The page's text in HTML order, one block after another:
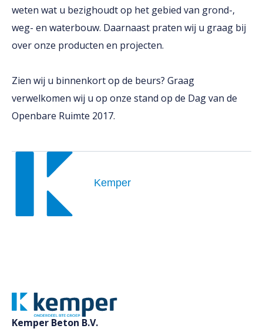
weten wat u bezighoudt op het gebied van grond-,
weg- en waterbouw. Daarnaast praten wij u graag bij
over onze producten en projecten.
Zien wij u binnenkort op de beurs? Graag
verwelkomen wij u op onze stand op de Dag van de
Openbare Ruimte 2017.
Kemper
Kemper Beton B.V.